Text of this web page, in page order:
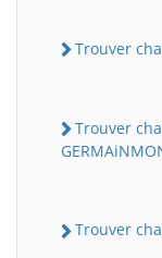
Trouver
Trouver
Trouver